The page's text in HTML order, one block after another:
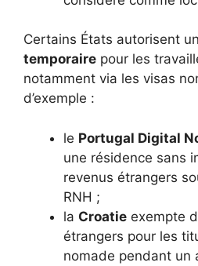
Certains États autorisent
temporaire pour les
notamment via les visas
d’exemple :
le Portugal Digital
une résidence sans
revenus étrangers
RNH ;
la Croatie exempte
étrangers pour les
nomade pendant un